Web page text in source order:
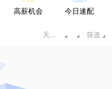
高薪机会 今日速配
天水甘肃 筛选